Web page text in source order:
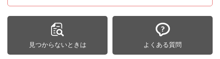
見つからないときは よくある質問